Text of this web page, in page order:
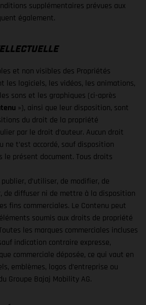
supplémentaires prévues aux
également.
et non visibles des Propriétés
les logiciels, les vidéos, les animations,
sons et les graphiques (ci-après
»), ainsi que leur disposition, sont
du droit de la propriété
par le droit d’auteur. Aucun droit
ne t’est accordé, sauf disposition
le présent document. Tous droits
d’utiliser, de modifier, de
de diffuser ni de mettre à la disposition
fins commerciales. Le Contenu peut
soumis aux droits de propriété
les marques commerciales incluses
indication contraire expresse,
commerciale déposée, ce qui vaut en
emblèmes, logos d’entreprise ou
Groupe Bajaj Mobility AG.